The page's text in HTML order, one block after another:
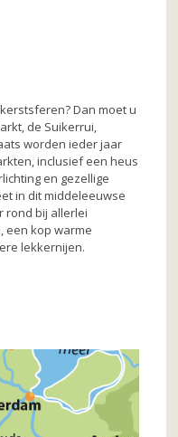
Dan moet u
de Suikerrui,
worden ieder jaar
inclusief een heus
en gezellige
in dit middeleeuwse
rond bij allerlei
een kop warme
lekkernijen.